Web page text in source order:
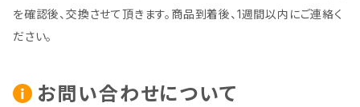
を確認後、交換させて頂きます。商品到着後、1週間以内にご連絡く
ださい。
お問い合わせについて